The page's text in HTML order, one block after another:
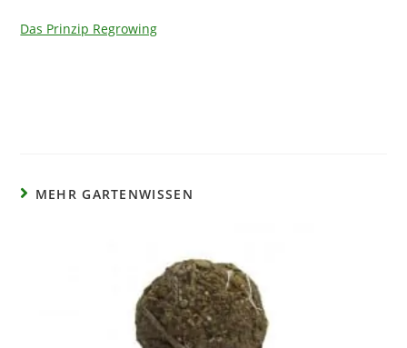
Das Prinzip Regrowing
MEHR GARTENWISSEN